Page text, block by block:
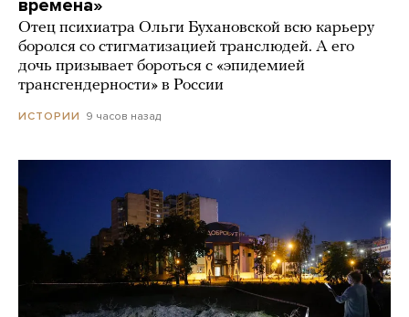
времена»
Отец психиатра Ольги Бухановской всю карьеру
боролся со стигматизацией транслюдей. А его
дочь призывает бороться с «эпидемией
трансгендерности» в России
ИСТОРИИ 9 часов назад